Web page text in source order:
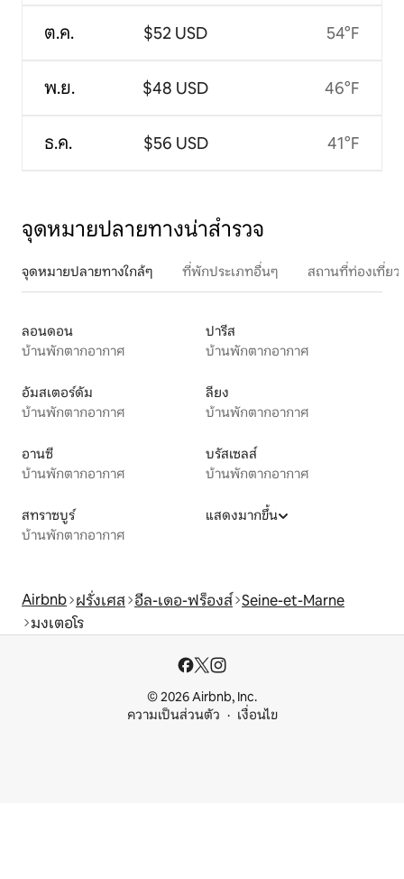
ต.ค.
พ.ย.
ธ.ค.
$52 USD
$48 USD
$56 USD
54°F
46°F
41°F
จุดหมายปลายทางน่าสำรวจ
จุดหมายปลายทางใกล้ๆ ที่พักประเภทอื่นๆ สถานที่ท่องเที่ย
ลอนดอน
บ้านพักตากอากาศ
ปารีส
บ้านพักตากอากาศ
อัมสเตอร์ดัม
บ้านพักตากอากาศ
ลียง
บ้านพักตากอากาศ
อานซี
บ้านพักตากอากาศ
บรัสเซลส์
บ้านพักตากอากาศ
สทราซบูร์
บ้านพักตากอากาศ
แสดงมากขึ้น
Airbnb ฝรั่งเศส อีล-เดอ-ฟร็องส์ Seine-et-Marne
มงเตอโร
© 2026 Airbnb, Inc.
ความเป็นส่วนตัว
เงื่อนไข